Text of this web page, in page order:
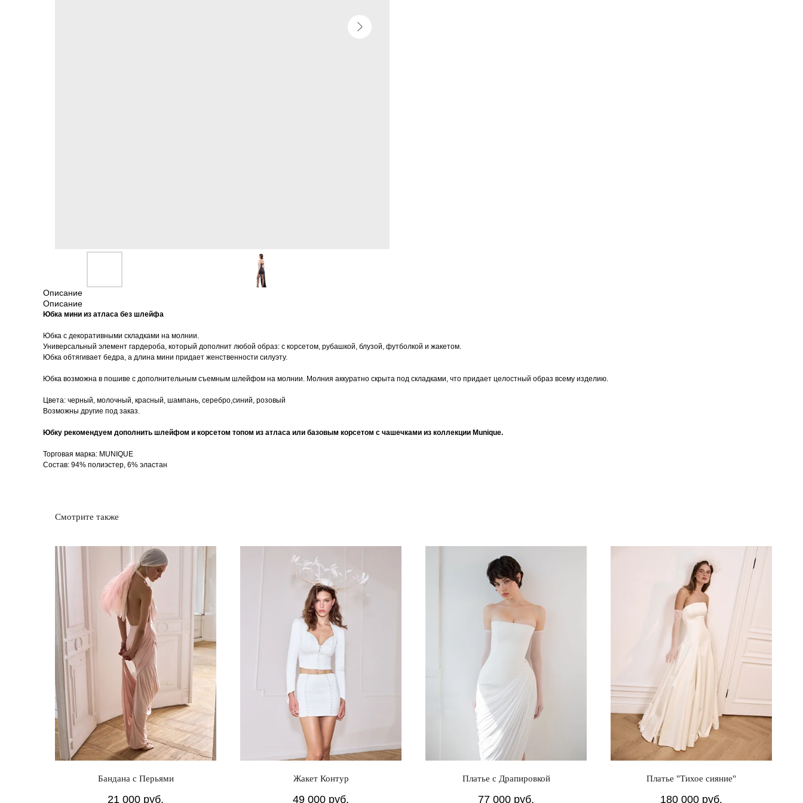
Описание
Описание
Юбка мини из атласа без шлейфа
Юбка с декоративными складками на молнии.
Универсальный элемент гардероба, который дополнит любой образ: с корсетом, рубашкой, блузой, футболкой и жакетом.
Юбка обтягивает бедра, а длина мини придает женственности силуэту.
Юбка возможна в пошиве с дополнительным съемным шлейфом на молнии. Молния аккуратно скрыта под складками, что придает целостный образ всему изделию.
Цвета: черный, молочный, красный, шампань, серебро,синий, розовый
Возможны другие под заказ.
Юбку рекомендуем дополнить шлейфом и корсетом топом из атласа или базовым корсетом с чашечками из коллекции Munique.
Торговая марка: MUNIQUE
Состав: 94% полиэстер, 6% эластан
Смотрите также
Бандана с Перьями
21 000 руб.
Жакет Контур
49 000 руб.
Платье с Драпировкой
77 000 руб.
Платье "Тихое сияние"
180 000 руб.